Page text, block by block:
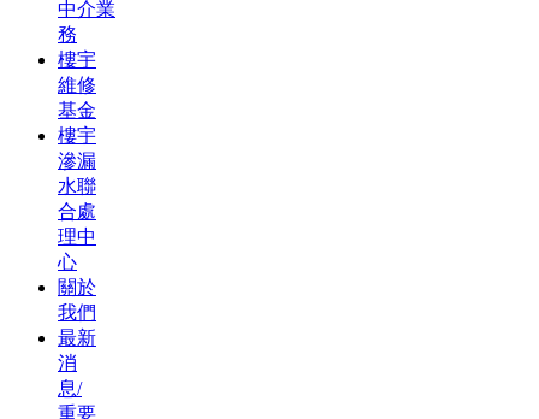
中介業
務
樓宇
維修
基金
樓宇
滲漏
水聯
合處
理中
心
關於
我們
最新
消
息/
重要